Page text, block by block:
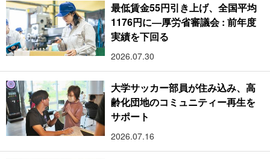
最低賃金55円引き上げ、全国平均
1176円に―厚労省審議会 : 前年度
実績を下回る
2026.07.30
大学サッカー部員が住み込み、高
齢化団地のコミュニティー再生を
サポート
2026.07.16